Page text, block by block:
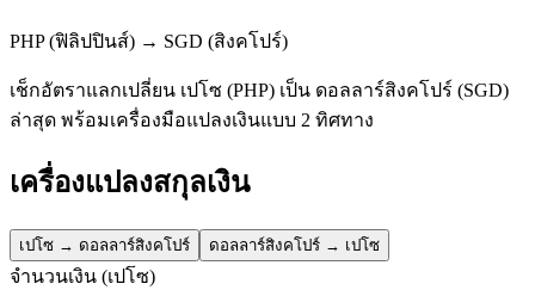
PHP(ฟิลิปปินส์) → SGD (สิงคโปร์)
เช็กอัตราแลกเปลี่ยน เปโซ (PHP) เป็น ดอลลาร์สิงคโปร์ (SGD)
ล่าสุด พร้อมเครื่องมือแปลงเงินแบบ 2 ทิศทาง
เครื่องแปลงสกุลเงิน
เปโซ → ดอลลาร์สิงคโปร์ ดอลลาร์สิงคโปร์ → เปโซ
จำนวนเงิน (เปโซ)